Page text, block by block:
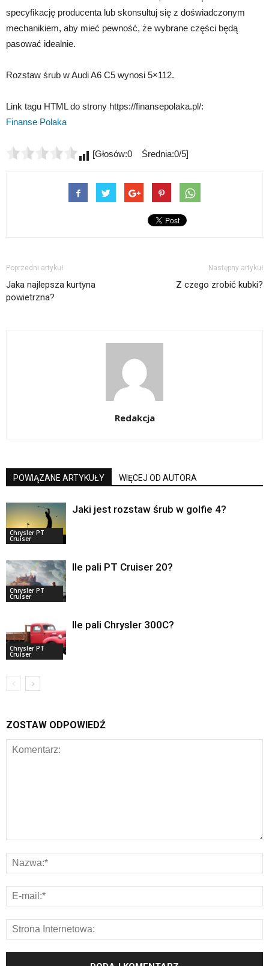
specyfikację producenta lub skonsultuj się z doświadczonym
mechanikiem, aby mieć pewność, że wybrane części będą
pasować idealnie.
Rozstaw śrub w Audi A6 C5 wynosi 5×112.
Link tagu HTML do strony https://finansepolaka.pl/:
Finanse Polaka
[Głosów:0 Średnia:0/5]
Poprzedni artykuł
Jaka najlepsza kurtyna
powietrzna?
Następny artykuł
Z czego zrobić kubki?
Redakcja
POWIĄZANE ARTYKUŁY WIĘCEJ OD AUTORA
Chrysler PT
Cruiser
Jaki jest rozstaw śrub w golfie 4?
Chrysler PT
Cruiser
Ile pali PT Cruiser 20?
Chrysler PT
Cruiser
Ile pali Chrysler 300C?
ZOSTAW ODPOWIEDŹ